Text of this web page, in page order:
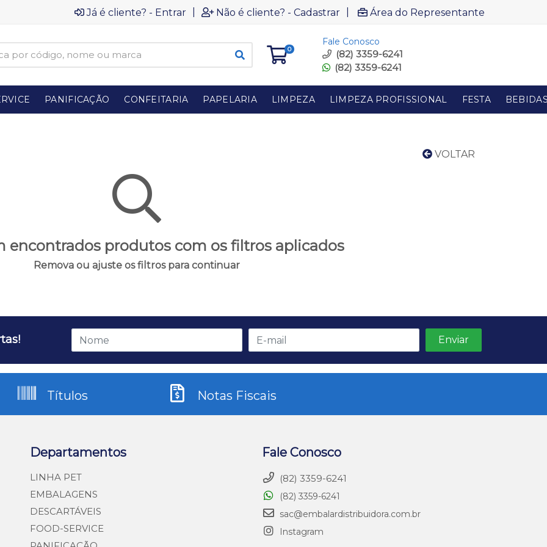
Já é cliente? - Entrar Não é cliente? - Cadastrar Área do Representante
0
Fale Conosco
(82) 3359-6241
(82) 3359-6241
PANIFICAÇÃO CONFEITARIA PAPELARIA LIMPEZA LIMPEZA PROFISSIONAL FESTA
VOLTAR
encontrados produtos com os filtros aplicados
Remova ou ajuste os filtros para continuar
Títulos Notas Fiscais
Departamentos
LINHA PET
EMBALAGENS
DESCARTÁVEIS
FOOD-SERVICE
Fale Conosco
(82) 3359-6241
(82) 3359-6241
sac@embalardistribuidora.com.br
Instagram